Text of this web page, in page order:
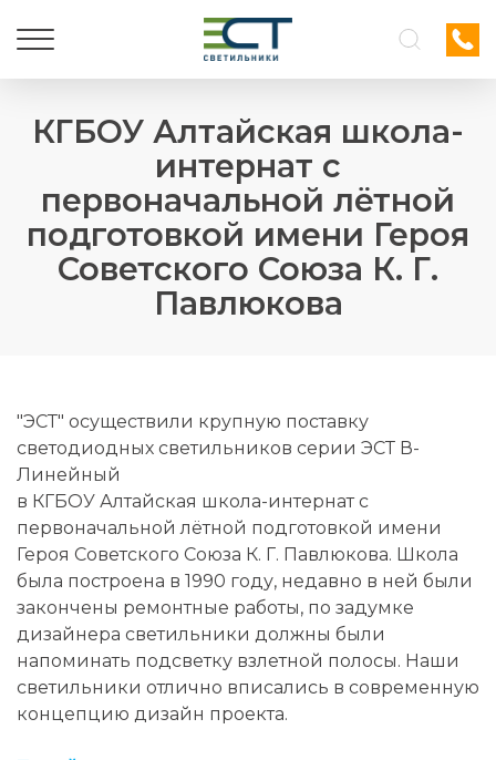
КГБОУ Алтайская школа-
интернат с
первоначальной лётной
подготовкой имени Героя
Советского Союза К. Г.
Павлюкова
"ЭСТ" осуществили крупную поставку
светодиодных светильников серии ЭСТ В-
Линейный
в КГБОУ Алтайская школа-интернат с
первоначальной лётной подготовкой имени
Героя Советского Союза К. Г. Павлюкова. Школа
была построена в 1990 году, недавно в ней были
закончены ремонтные работы, по задумке
дизайнера светильники должны были
напоминать подсветку взлетной полосы. Наши
светильники отлично вписались в современную
концепцию дизайн проекта.